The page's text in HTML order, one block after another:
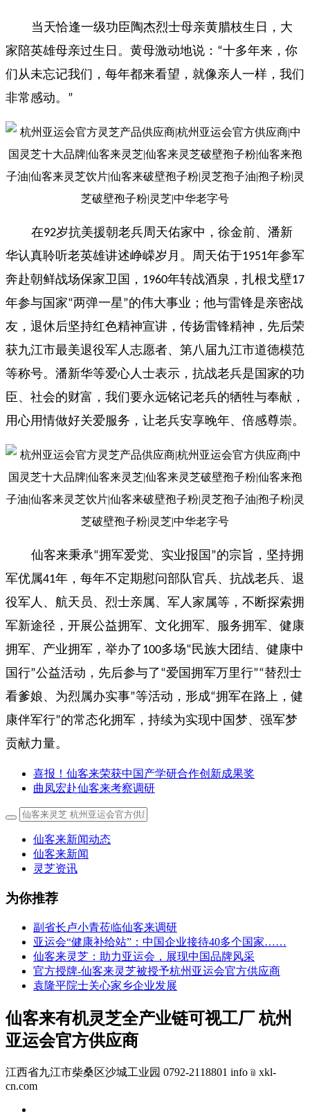
当天恰逢一级功臣陶杰烈士母亲黄腊枝生日，大
家陪英雄母亲过生日。黄母激动地说： “十多年来，你
们从未忘记我们，每年都来看望，就像亲人一样，我们
非常感动。 ”
在92岁抗美援朝老兵周天佑家中，徐金前、潘新
华认真聆听老英雄讲述峥嵘岁月。周天佑于1951年参军
奔赴朝鲜战场保家卫国， 1960年转战酒泉，扎根戈壁17
年参与国家“两弹一星”的伟大事业；他与雷锋是亲密战
友，退休后坚持红色精神宣讲，传扬雷锋精神，先后荣
获九江市最美退役军人志愿者、第八届九江市道德模范
等称号。潘新华等爱心人士表示，抗战老兵是国家的功
臣、社会的财富，我们要永远铭记老兵的牺牲与奉献，
用心用情做好关爱服务，让老兵安享晚年、倍感尊崇。
仙客来秉承“拥军爱党、实业报国 ”的宗旨，坚持拥
军优属41年，每年不定期慰问部队官兵、抗战老兵、退
役军人、航天员、烈士亲属、军人家属等，不断探索拥
军新途径，开展公益拥军、文化拥军、服务拥军、健康
拥军、产业拥军，举办了100多场“民族大团结、健康中
国行”公益活动，先后参与了“爱国拥军万里行”“替烈士
看爹娘、为烈属办实事”等活动，形成“拥军在路上，健
康伴军行”的常态化拥军，持续为实现中国梦、强军梦
贡献力量。
喜报！仙客来荣获中国产学研合作创新成果奖
曲凤宏赴仙客来考察调研
仙客来新闻动态
仙客来新闻
灵芝资讯
为你推荐
副省长卢小青莅临仙客来调研
亚运会“健康补给站”：中国企业接待40多个国家……
仙客来灵芝：助力亚运会，展现中国品牌风采
官方授牌-仙客来灵芝被授予杭州亚运会官方供应商
袁隆平院士关心家乡企业发展
仙客来有机灵芝全产业链可视工厂 杭州
亚运会官方供应商
江西省九江市柴桑区沙城工业园 0792-2118801 info﹫xkl-
cn.com